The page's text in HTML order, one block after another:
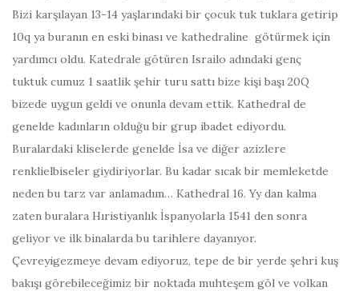
Bizi karşılayan 13-14 yaşlarındaki bir çocuk tuk tuklara getirip
10q ya buranın en eski binası ve kathedraline götürmek için
yardımcı oldu. Katedrale götüren Israilo adındaki genç
tuktuk cumuz 1 saatlik şehir turu sattı bize kişi başı 20Q
bizede uygun geldi ve onunla devam ettik. Kathedral de
genelde kadınların olduğu bir grup ibadet ediyordu.
Buralardaki kliselerde genelde İsa ve diğer azizlere
renklielbiseler giydiriyorlar. Bu kadar sıcak bir memleketde
neden bu tarz var anlamadım… Kathedral 16. Yy dan kalma
zaten buralara Hıristiyanlık İspanyolarla 1541 den sonra
geliyor ve ilk binalarda bu tarihlere dayanıyor.
Çevreyigezmeye devam ediyoruz, tepe de bir yerde şehri kuş
bakışı görebileceğimiz bir noktada muhteşem göl ve volkan